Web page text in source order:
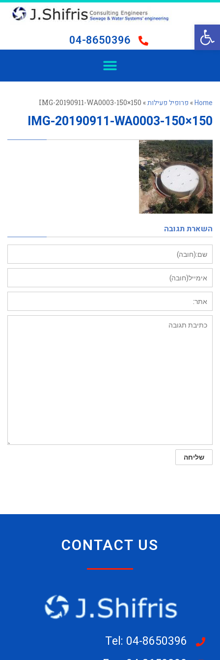
פתח סרגל נגישות 04-8650396
Home
» פרופיל פעילות»
IMG-20190911-WA0003-150×150
IMG-20190911-WA0003-150×150
השארת תגובה
CONTACT US
Tel: 04-8650396